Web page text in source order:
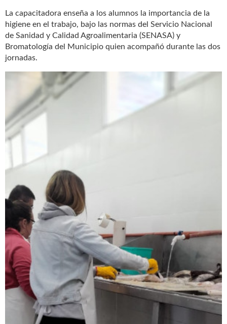
La capacitadora enseña a los alumnos la importancia de la
higiene en el trabajo, bajo las normas del Servicio Nacional
de Sanidad y Calidad Agroalimentaria (SENASA) y
Bromatología del Municipio quien acompañó durante las dos
jornadas.